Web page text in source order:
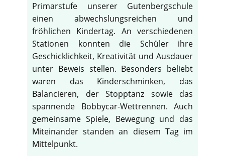
Primarstufe unserer Gutenbergschule
einen abwechslungsreichen und
fröhlichen Kindertag. An verschiedenen
Stationen konnten die Schüler ihre
Geschicklichkeit, Kreativität und Ausdauer
unter Beweis stellen. Besonders beliebt
waren das Kinderschminken, das
Balancieren, der Stopptanz sowie das
spannende Bobbycar-Wettrennen. Auch
gemeinsame Spiele, Bewegung und das
Miteinander standen an diesem Tag im
Mittelpunkt.